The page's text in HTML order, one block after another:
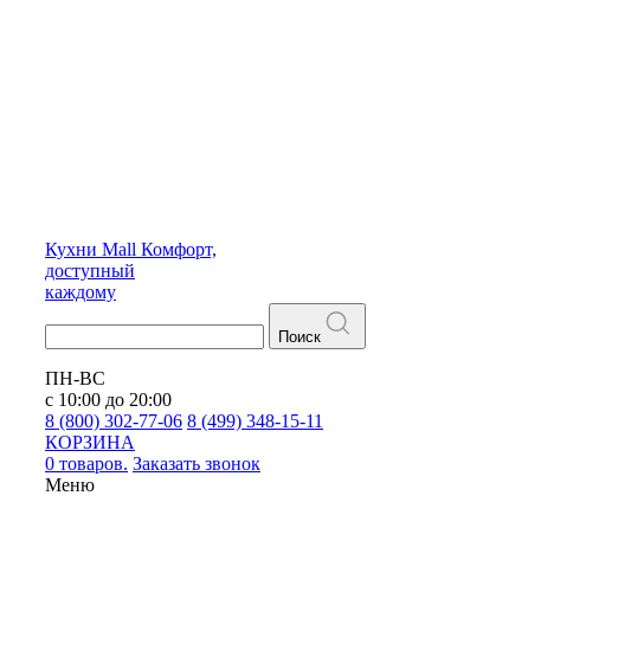
Кухни Mall Комфорт,
доступный
каждому
Поиск
ПН-ВС
с 10:00 до 20:00
8 (800) 302-77-06 8 (499) 348-15-11
КОРЗИНА
0 товаров. Заказать звонок
Меню